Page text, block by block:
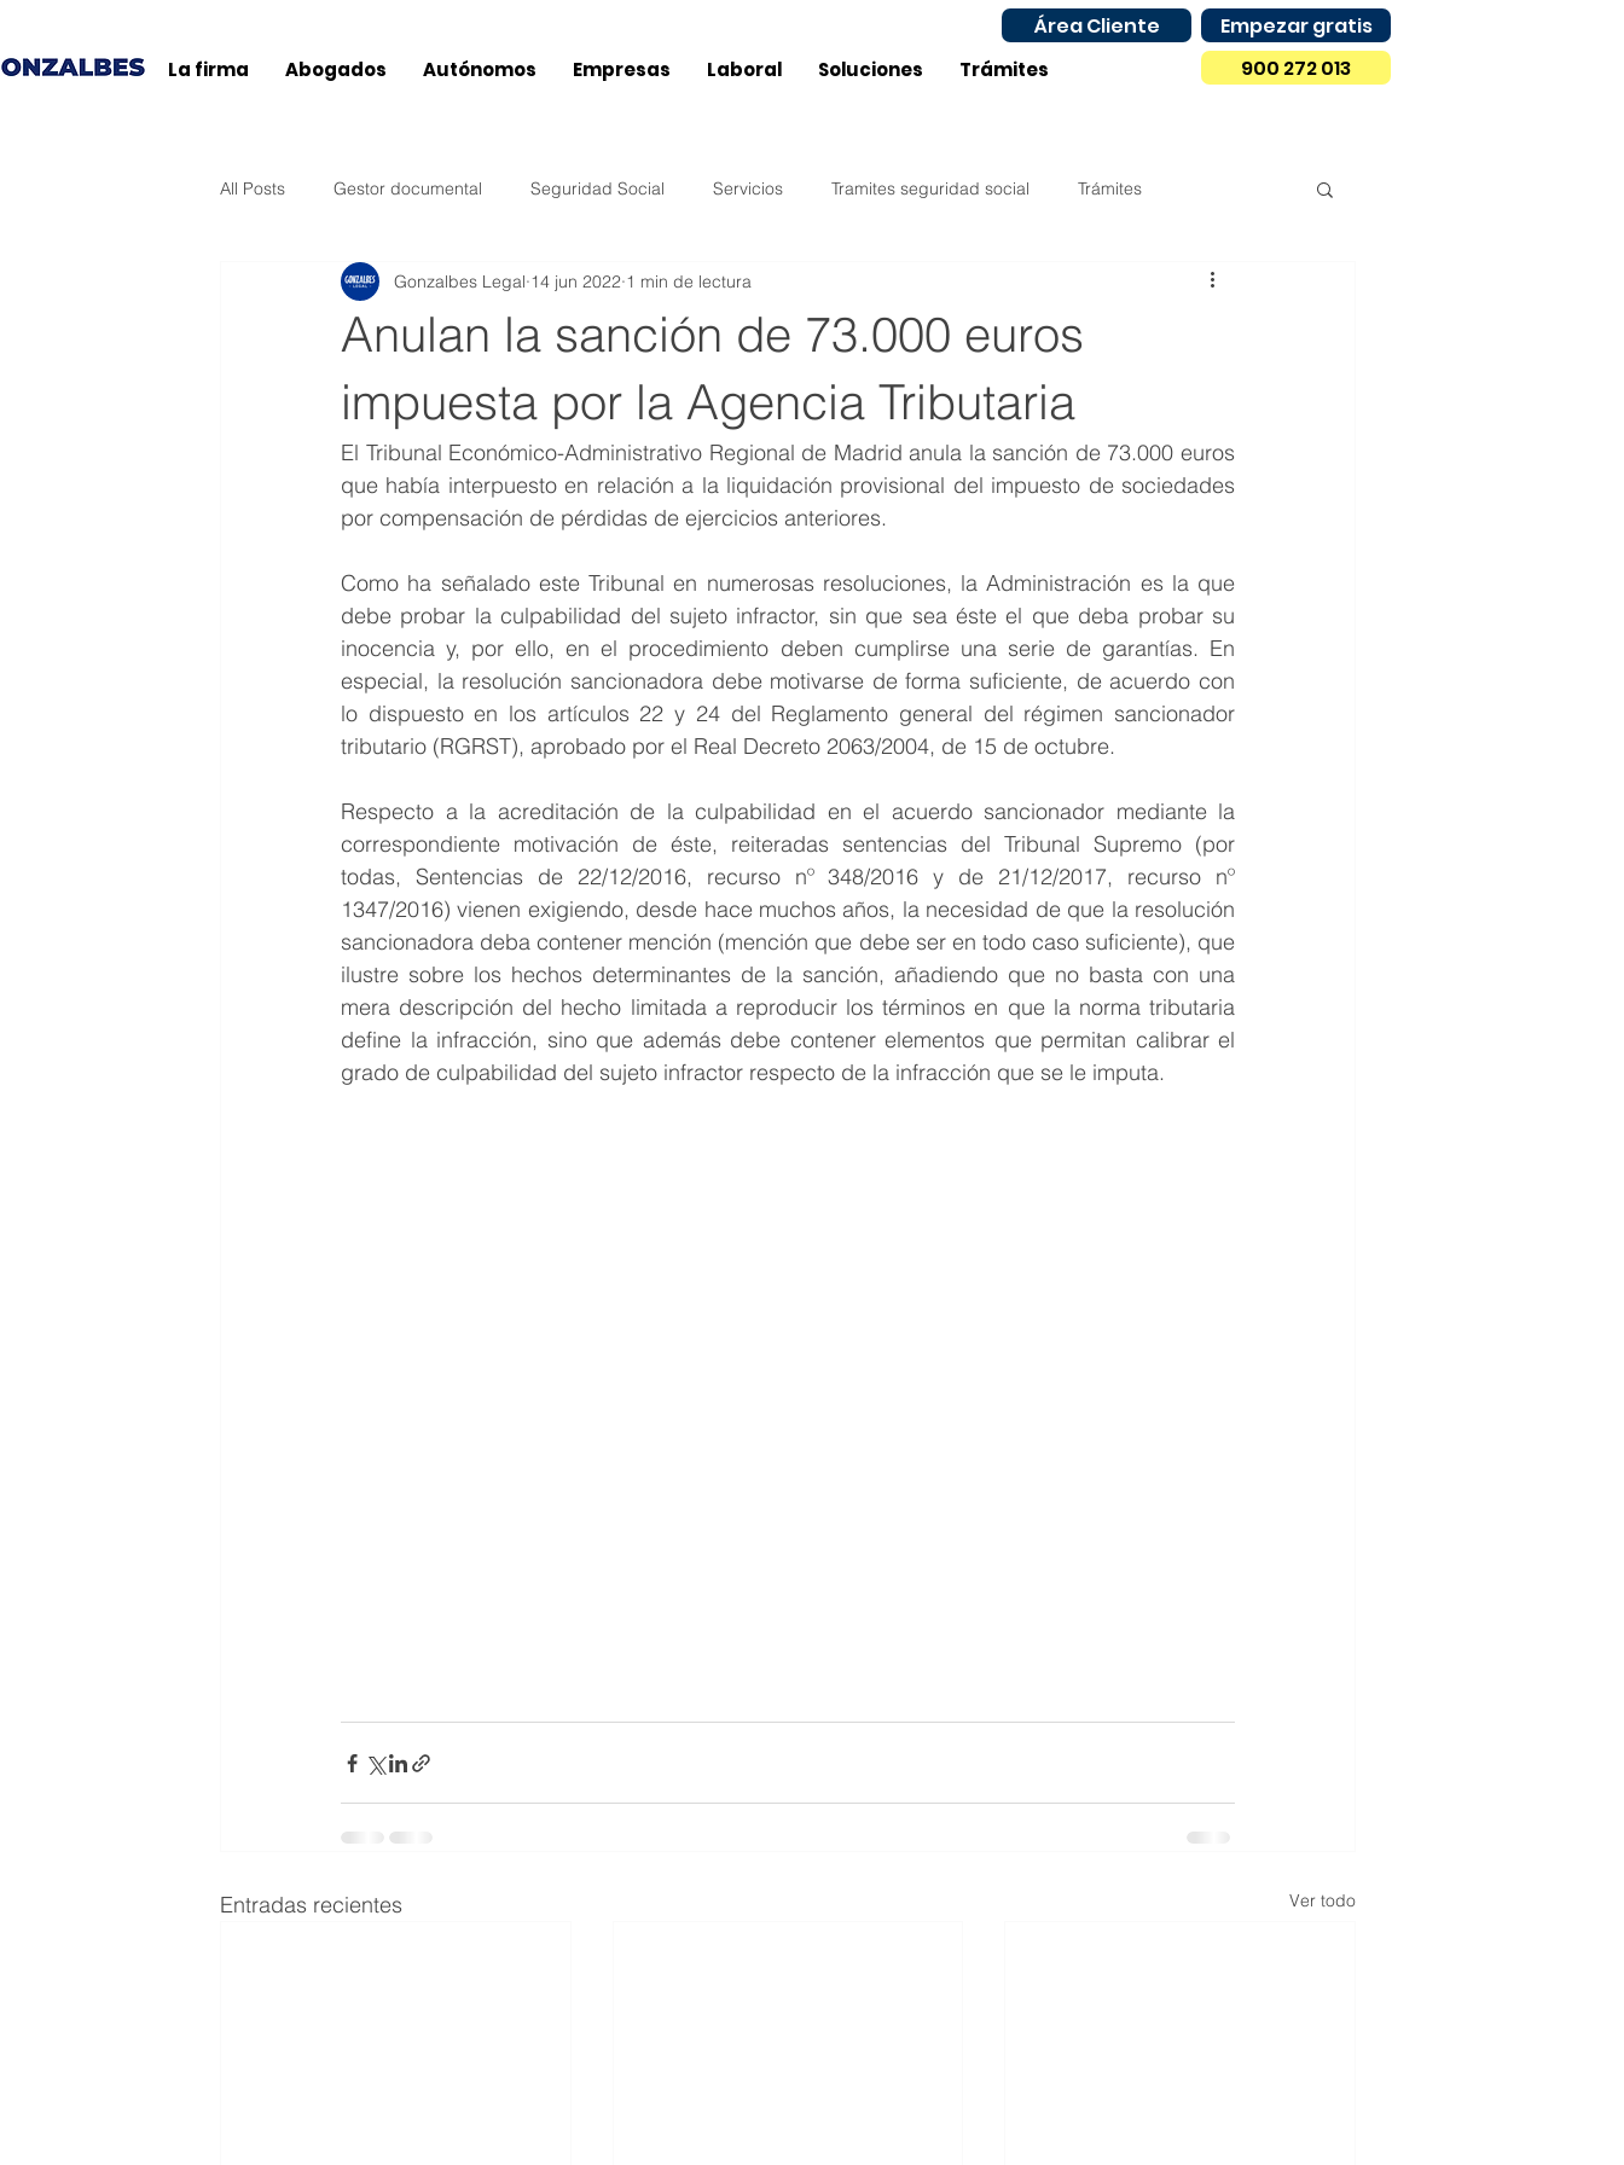
Área Cliente
La firma Abogados Autónomos Empresas Laboral Soluciones Trámites
Empezar gratis
900 272 013
All Posts Gestor documental Seguridad Social Servicios Tramites seguridad social Trámites
Agencia Tributaria Ticketbai Impuestos Compras Madrid
Castilla La Mancha Laboral Inicio actividad
Extremadura País Vasco Murcia Aragón Subvenciones / Ayudas Laboral
Anulan la sanción de 73.000 euros
impuesta por la Agencia Tributaria
Gonzalbes Legal 14 jun 2022 1 min de lectura
El Tribunal Económico-Administrativo Regional de Madrid anula la sanción de 73.000 euros
que había interpuesto en relación a la liquidación provisional del impuesto de sociedades
por compensación de pérdidas de ejercicios anteriores.
Como ha señalado este Tribunal en numerosas resoluciones, la Administración es la que
debe probar la culpabilidad del sujeto infractor, sin que sea éste el que deba probar su
inocencia y, por ello, en el procedimiento deben cumplirse una serie de garantías. En
especial, la resolución sancionadora debe motivarse de forma suficiente, de acuerdo con
lo dispuesto en los artículos 22 y 24 del Reglamento general del régimen sancionador
tributario (RGRST), aprobado por el Real Decreto 2063/2004, de 15 de octubre.
Respecto a la acreditación de la culpabilidad en el acuerdo sancionador mediante la
correspondiente motivación de éste, reiteradas sentencias del Tribunal Supremo (por
todas, Sentencias de 22/12/2016, recurso nº 348/2016 y de 21/12/2017, recurso nº
1347/2016) vienen exigiendo, desde hace muchos años, la necesidad de que la resolución
sancionadora deba contener mención (mención que debe ser en todo caso suficiente), que
ilustre sobre los hechos determinantes de la sanción, añadiendo que no basta con una
mera descripción del hecho limitada a reproducir los términos en que la norma tributaria
define la infracción, sino que además debe contener elementos que permitan calibrar el
grado de culpabilidad del sujeto infractor respecto de la infracción que se le imputa.
Entradas recientes Ver todo